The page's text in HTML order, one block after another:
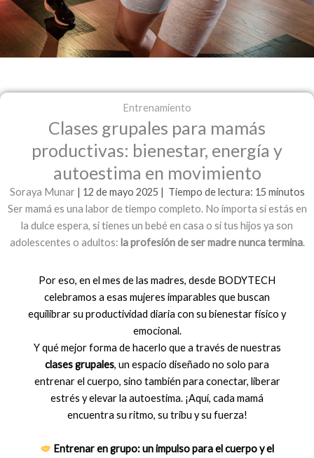
Entrenamiento
Clases grupales para mamás
productivas: bienestar, energía y
autoestima en movimiento
Soraya Munar | 12 de mayo 2025 | Tiempo de lectura: 15 minutos
Ser mamá es una labor de tiempo completo. No importa si estás en
la dulce espera, si tienes un bebé en casa o si tus hijos ya son
adolescentes o adultos: la profesión de ser madre nunca termina.
Por eso, en el mes de las madres, desde BODYTECH
celebramos a esas mujeres imparables que buscan
equilibrar su productividad diaria con su bienestar físico y
emocional.
Y qué mejor forma de hacerlo que a través de nuestras
clases grupales, un espacio diseñado no solo para
entrenar el cuerpo, sino también para conectar, liberar
estrés y elevar la autoestima. ¡Aquí, cada mamá
encuentra su ritmo, su tribu y su fuerza!
Entrenar en grupo: un impulso para el cuerpo y el